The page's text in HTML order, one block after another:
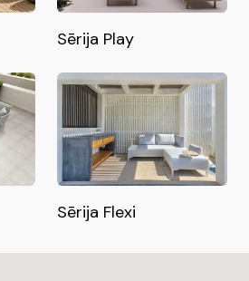
Sērija Play
Sērija Flexi